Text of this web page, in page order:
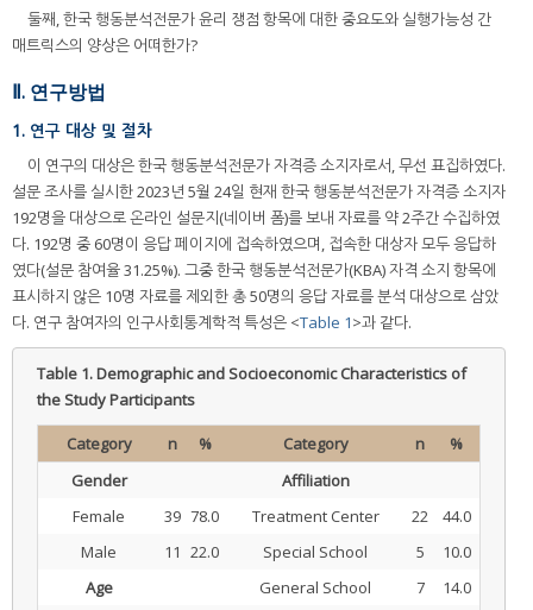
둘째, 한국 행동분석전문가 윤리 쟁점 항목에 대한 중요도와 실행가능성 간
매트릭스의 양상은 어떠한가?
Ⅱ. 연구방법
1. 연구 대상 및 절차
이 연구의 대상은 한국 행동분석전문가 자격증 소지자로서, 무선 표집하였다.
설문 조사를 실시한 2023년 5월 24일 현재 한국 행동분석전문가 자격증 소지자
192명을 대상으로 온라인 설문지(네이버 폼)를 보내 자료를 약 2주간 수집하였
다. 192명 중 60명이 응답 페이지에 접속하였으며, 접속한 대상자 모두 응답하
였다(설문 참여율 31.25%). 그중 한국 행동분석전문가(KBA) 자격 소지 항목에
표시하지 않은 10명 자료를 제외한 총 50명의 응답 자료를 분석 대상으로 삼았
다. 연구 참여자의 인구사회통계학적 특성은 <Table 1>과 같다.
Table 1.Demographic and Socioeconomic Characteristics of
the Study Participants
Category n % Category n
%
Gender
Affiliation
Female
39 78.0 Treatment Center 22
44.0
Male
11 22.0 Special School 5
10.0
Age
General School 7
14.0